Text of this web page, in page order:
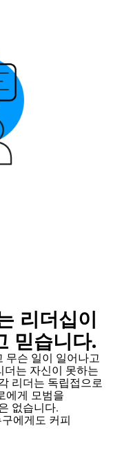
리더십이
믿습니다.
무슨 일이 일어나고
더는 자신이 못하는
리더는 독립접으로
에게 모범을
없습니다.
에게도 커피